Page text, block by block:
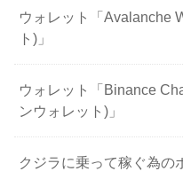
ウォレット「Avalanche
ト)」
ウォレット「Binance
ンウォレット)」
クジラに乗って稼ぐ為の